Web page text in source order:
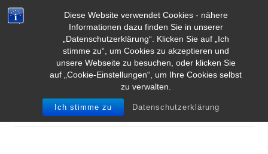
Diese Website verwendet Cookies - nähere
Informationen dazu finden Sie in unserer
„Datenschutzerklärung“. Klicken Sie auf „Ich
stimme zu“, um Cookies zu akzeptieren und
unsere Webseite zu besuchen, oder klicken Sie
auf „Cookie-Einstellungen“, um Ihre Cookies selbst
zu verwalten.
Ich stimme zu Datenschutzerklärung
SCHLAGWORT-ARCHIVE:STEVE JOBS